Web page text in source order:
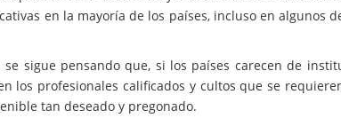
en la mayoría de los países, incluso en algunos
se sigue pensando que, si los países carecen de
los profesionales calificados y cultos que se
tan deseado y pregonado.